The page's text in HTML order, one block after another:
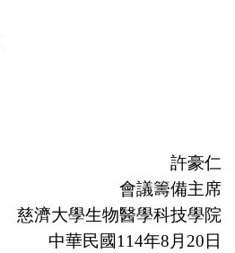
許豪仁
會議籌備主席
慈濟大學生物醫學科技學院
中華民國114年8月20日